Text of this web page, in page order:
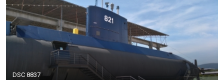
DSC 8837